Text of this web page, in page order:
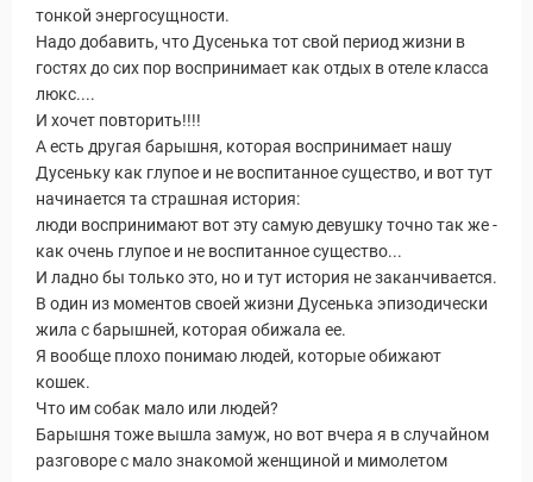
тонкой энергосущности.
Надо добавить, что Дусенька тот свой период жизни в
гостях до сих пор воспринимает как отдых в отеле класса
люкс....
И хочет повторить!!!!
А есть другая барышня, которая воспринимает нашу
Дусеньку как глупое и не воспитанное существо, и вот тут
начинается та страшная история:
люди воспринимают вот эту самую девушку точно так же -
как очень глупое и не воспитанное существо...
И ладно бы только это, но и тут история не заканчивается.
В один из моментов своей жизни Дусенька эпизодически
жила с барышней, которая обижала ее.
Я вообще плохо понимаю людей, которые обижают
кошек.
Что им собак мало или людей?
Барышня тоже вышла замуж, но вот вчера я в случайном
разговоре с мало знакомой женщиной и мимолетом